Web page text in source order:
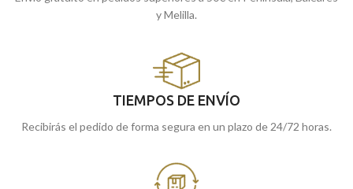
y Melilla.
TIEMPOS DE ENVÍO
Recibirás el pedido de forma segura en un plazo de 24/72 horas.